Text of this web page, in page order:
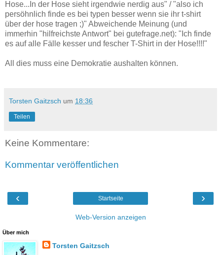
Hose...In der Hose sieht irgendwie nerdig aus" / "also ich
persöhnlich finde es bei typen besser wenn sie ihr t-shirt
über der hose tragen ;)" Abweichende Meinung (und
immerhin "hilfreichste Antwort" bei gutefrage.net): "Ich finde
es auf alle Fälle kesser und fescher T-Shirt in der Hose!!!!"
All dies muss eine Demokratie aushalten können.
Torsten Gaitzsch um 18:36
Teilen
Keine Kommentare:
Kommentar veröffentlichen
‹ ›
Startseite
Web-Version anzeigen
Über mich
Torsten Gaitzsch